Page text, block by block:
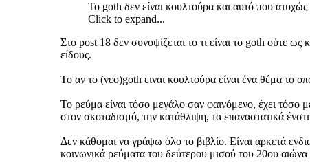
Το goth δεν είναι κουλτούρα και αυτό που
Click to expand...
Στο post 18 δεν συνοψίζεται το τι είναι το goth ούτε
είδους.
Το αν το (νεο)goth ειναι κουλτούρα είναι ένα θέμα το
Το ρεύμα είναι τόσο μεγάλο σαν φαινόμενο, έχει
στον σκοταδισμό, την κατάθλιψη, τα επαναστατικά
Δεν κάθομαι να γράψω όλο το βιβλίο. Είναι αρκετά
κοινωνικά ρεύματα του δεύτερου μισού του 20ου